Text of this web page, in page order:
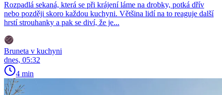
Rozpadlá sekaná, která se při krájení láme na drobky, potká dřív
nebo později skoro každou kuchyni. Většina lidí na to reaguje další
hrstí strouhanky a pak se diví, že je...
Bruneta v kuchyni
dnes, 05:32
4 min